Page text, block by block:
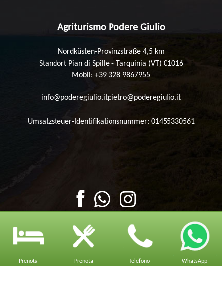
Prenota Prenota Telefono WhatsApp
Agriturismo Podere Giulio
Nordküsten-Provinzstraße 4,5 km
Standort Pian di Spille - Tarquinia (VT) 01016
Mobil: +39 328 9867955
info@poderegiulio.itpietro@poderegiulio.it
Umsatzsteuer-Identifikationsnummer: 01455330561